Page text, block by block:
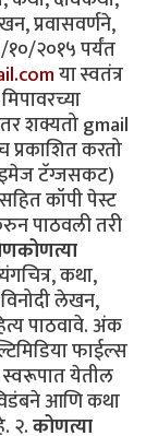
प्रवासवर्णने,
१०/२०१५ पर्यंत
या स्वतंत्र
तर शक्यतो gmail
प्रकाशित करतो
टॅग्जसकट)
कॉपी पेस्ट
पाठवली तरी
कथा,
लेखन,
पाठवावे. अंक
फाईल्स
येतील
आणि कथा
२.कोणत्या